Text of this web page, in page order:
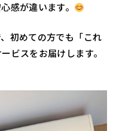
感が違います。
初めての方でも「これ
ビスをお届けします。